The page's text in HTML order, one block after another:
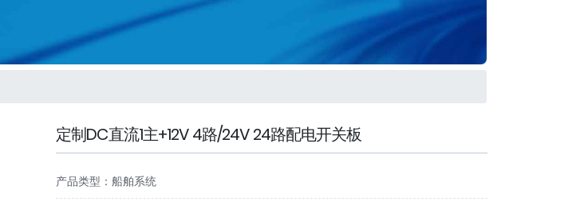
定制DC直流1主+12V 4路/24V 24路配电开关板
产品类型：船舶系统